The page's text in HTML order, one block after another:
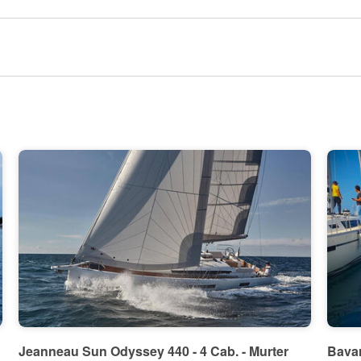
18°
21° 21°
26°
18°
20°
14°
15°
11°
Jeanneau Sun Odyssey 440 - 4 Cab. - Murter